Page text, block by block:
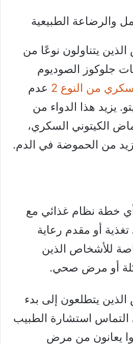
والرضاعة الطبيعية
يتناولون نوعًا من
جلوكوز الصوديوم
من النوع 2
عدم
يزيد هذا الدواء من
الكيتوني السكري،
من الحموضة في الدم.
خطة نظام غذائي مع
أو مقدم رعاية
للأشخاص الذين
أو مرض صحي.
يتطلعون إلى بدء
التماس استشارة الطبيب
يعانون من مرض